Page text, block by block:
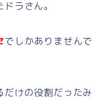
ラさん。
でしかありませんで
だけの役割だったみ